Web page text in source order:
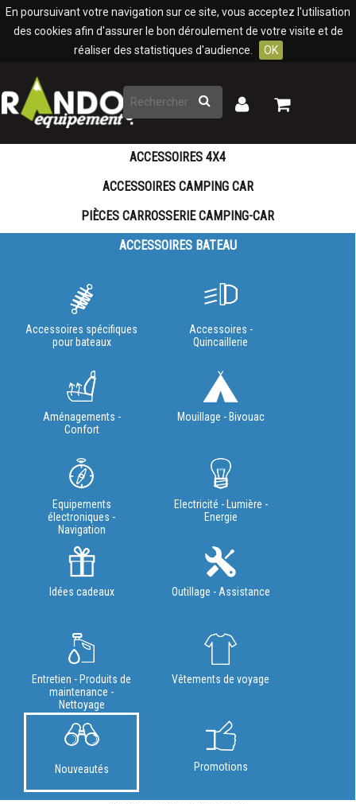
En poursuivant votre navigation sur ce site, vous acceptez l'utilisation
des cookies afin d'assurer le bon déroulement de votre visite et de
réaliser des statistiques d'audience.
OK
Rechercher
Mon
Mon
ACCESSOIRES 4X4
ACCESSOIRES CAMPING CAR
PIÈCES CARROSSERIE CAMPING-CAR
ACCESSOIRES BATEAU
Accessoires spécifiques
pour bateaux
Accessoires -
Quincaillerie
Aménagements -
Confort
Mouillage - Bivouac
Equipements
électroniques -
Navigation
Electricité - Lumière -
Energie
Idées cadeaux Outillage - Assistance
Entretien - Produits de
maintenance -
Nettoyage
Vêtements de voyage
Nouveautés Promotions
Panneau de gestion des cookies